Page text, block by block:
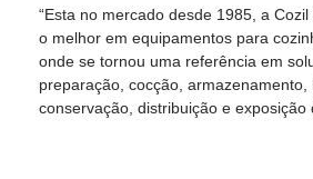
“Esta no mercado desde 1985, a
o melhor em equipamentos para
onde se tornou uma referência em
preparação, cocção, armazenamento,
conservação, distribuição e exposição